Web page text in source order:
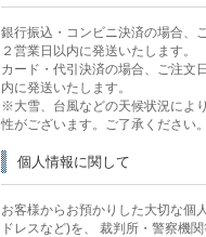
銀行振込・コンビニ決済の場合、
２営業日以内に発送いたします。
カード・代引決済の場合、ご注文
内に発送いたします。
※大雪、台風などの天候状況によ
性がございます。ご了承ください。
個人情報に関して
お客様からお預かりした大切な個
ドレスなど)を、 裁判所・警察機